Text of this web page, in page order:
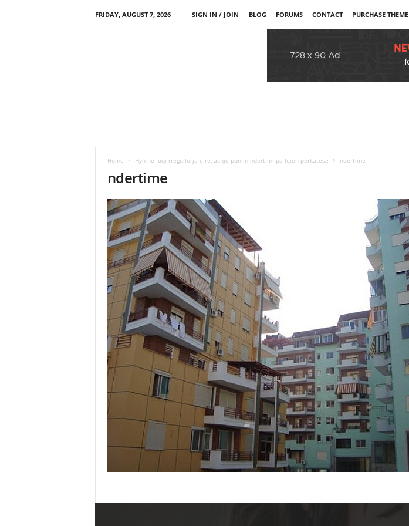
FRIDAY, AUGUST 7, 2026 SIGN IN / JOIN BLOG FORUMS CONTACT PURCHASE THEME
Home Hyn në fuqi rregullorja e re, asnje punim ndertimi pa lejen perkatese ndertime
ndertime